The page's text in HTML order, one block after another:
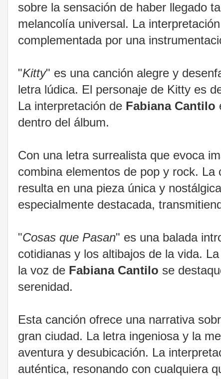
sobre la sensación de haber llegado
melancolía universal. La
complementada por una
"Kitty" es una canción alegre y
letra lúdica. El personaje de Kitty es
La interpretación de Fabiana Cantilo
dentro del álbum.
Con una letra surrealista que evoca
combina elementos de pop y rock. La
resulta en una pieza única y
especialmente destacada,
"Cosas que Pasan" es una balada
cotidianas y los altibajos de la vida.
la voz de Fabiana Cantilo se
serenidad.
Esta canción ofrece una narrativa
gran ciudad. La letra ingeniosa y la
aventura y desubicación. La
auténtica, resonando con cualquiera